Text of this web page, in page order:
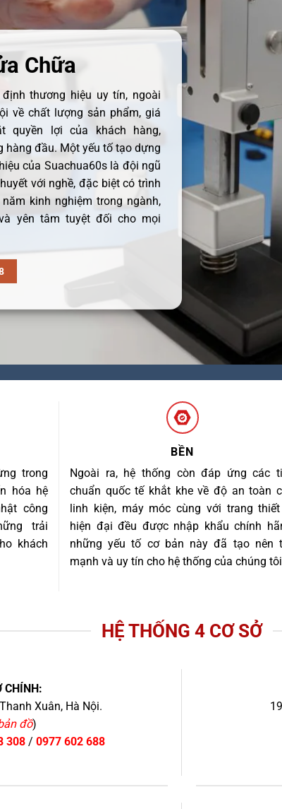
Chữa
thương hiệu uy tín, ngoài
về chất lượng sản phẩm, giá
quyền lợi của khách hàng,
hàng đầu. Một yếu tố tạo dựng
của Suachua60s là đội ngũ
với nghề, đặc biệt có trình
kinh nghiệm trong ngành,
yên tâm tuyệt đối cho mọi
trong
hóa hệ
công
trải
khách
BỀN
Ngoài ra, hệ thống còn đáp ứng các
chuẩn quốc tế khắt khe về độ an toàn
linh kiện, máy móc cùng với trang
hiện đại đều được nhập khẩu chính
những yếu tố cơ bản này đã tạo nên
mạnh và uy tín cho hệ thống của chúng
HỆ THỐNG 4 CƠ SỞ
CHÍNH:
Xuân, Hà Nội.
đồ)
308/ 0977 602 688